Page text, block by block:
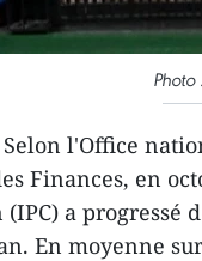
Photo
l'Office
Finances, en
a progressé
En moyenne